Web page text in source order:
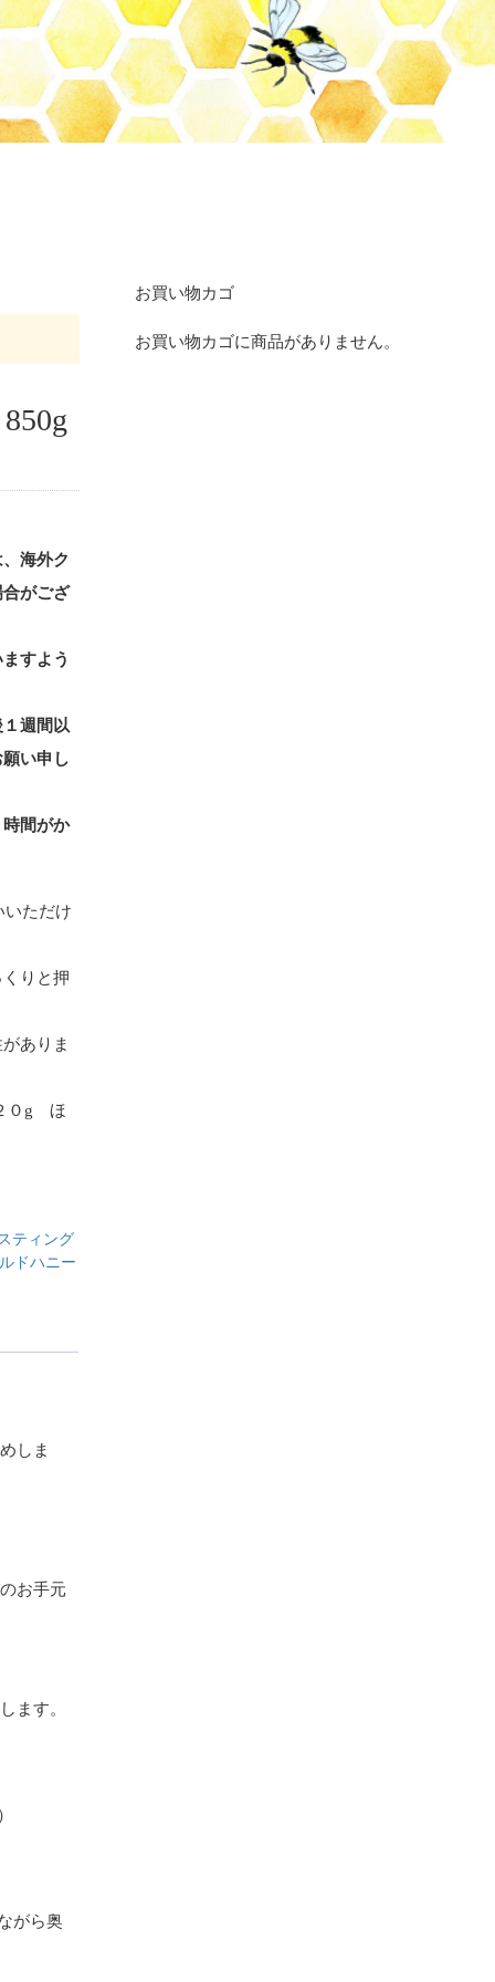
海外ク
がござ
すよう
週間以
い申し
間がか
いただけ
りと押
ありま
０g ほ
ティング
ドハニー
しま
お手元
ます。
がら奥
お買い物カゴ
お買い物カゴに商品がありません。